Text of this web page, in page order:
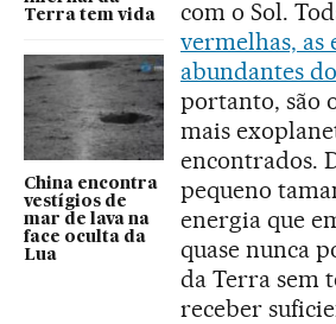
Terra tem vida
China encontra
vestígios de
mar de lava na
face oculta da
Lua
com o Sol.
vermelhas, as
abundantes
portanto, são
mais
encontrados.
pequeno
energia que
quase nunca
da Terra sem
receber